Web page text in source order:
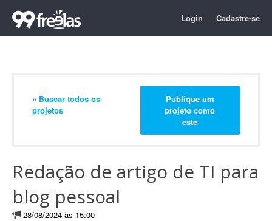
Login Cadastre-se
« Buscar todos os
projetos
Publique um
projeto como
este
Redação de artigo de TI para
blog pessoal
28/08/2024 às 15:00